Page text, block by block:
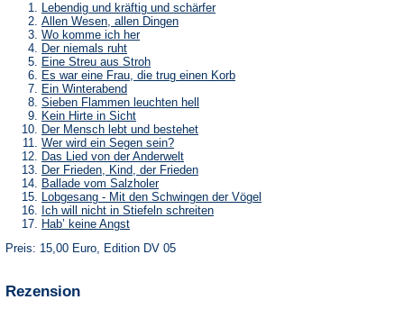
Lebendig und kräftig und schärfer
Allen Wesen, allen Dingen
Wo komme ich her
Der niemals ruht
Eine Streu aus Stroh
Es war eine Frau, die trug einen Korb
Ein Winterabend
Sieben Flammen leuchten hell
Kein Hirte in Sicht
Der Mensch lebt und bestehet
Wer wird ein Segen sein?
Das Lied von der Anderwelt
Der Frieden, Kind, der Frieden
Ballade vom Salzholer
Lobgesang - Mit den Schwingen der Vögel
Ich will nicht in Stiefeln schreiten
Hab’ keine Angst
Preis: 15,00 Euro, Edition DV 05
Rezension